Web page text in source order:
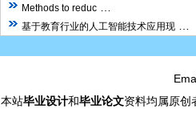
Methods to reduc
基于教育行业的人工智能技术应用现
本站毕业设计和毕业论文资料均属原创